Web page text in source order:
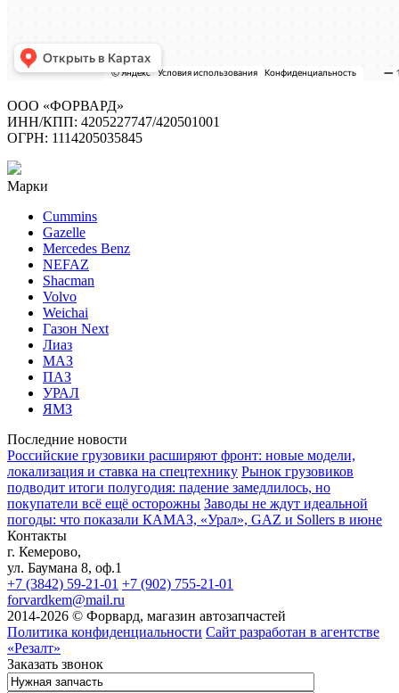
ООО «ФОРВАРД»
ИНН/КПП: 4205227747/420501001
ОГРН: 1114205035845
Марки
Cummins
Gazelle
Mercedes Benz
NEFAZ
Shacman
Volvo
Weichai
Газон Next
Лиаз
МАЗ
ПАЗ
УРАЛ
ЯМЗ
Последние новости
Российские грузовики расширяют фронт: новые модели,
локализация и ставка на спецтехнику Рынок грузовиков
подводит итоги полугодия: падение замедлилось, но
покупатели всё ещё осторожны Заводы не ждут идеальной
погоды: что показали КАМАЗ, «Урал», GAZ и Sollers в июне
Контакты
г. Кемерово,
ул. Баумана 8, оф.1
+7 (3842) 59-21-01 +7 (902) 755-21-01
forvardkem@mail.ru
2014-2026 © Форвард, магазин автозапчастей
Политика конфиденциальности Сайт разработан в агентстве
«Резалт»
Заказать звонок